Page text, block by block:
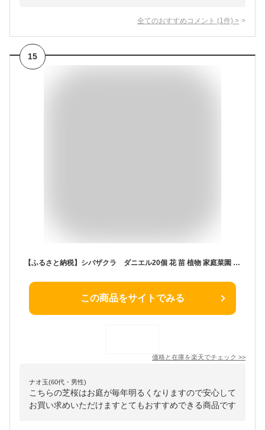
全てのおすすめコメント (1 件) >
15
【ふるさと納税】シバザクラ ダニエル20個 花 苗 植物 家庭菜園 花壇 プランター ガーデニング 芝桜（BS157）
この商品をサイトでみる
価格と在庫を楽天でチェック >>
ナオ玉(60代・男性)
こちらの芝桜はお庭が毎年明るくなりますので安心して
お買い求めいただけますとてもおすすめできる商品です